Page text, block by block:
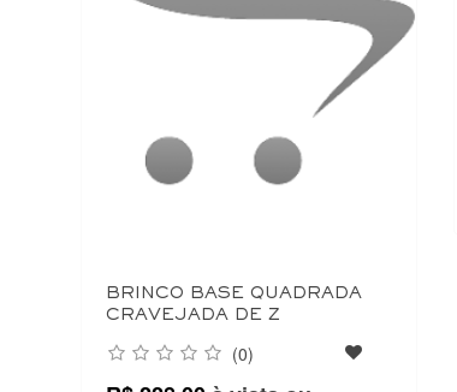
BRINCO BASE QUADRADA
CRAVEJADA DE Z
(0)